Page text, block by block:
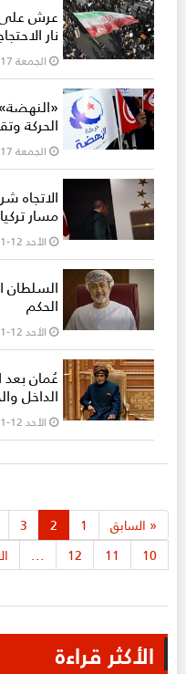
عرش على
نار
الجمعة 17-01-2020 09:30 م
الحركة
الجمعة 17-01-2020 06:29 م
الاتجاه
مسار
الأحد 12-01-2020 08:02 م
السلطان
الحكم
الأحد 12-01-2020 06:23 م
عُمان
الداخل
الأحد 12-01-2020 06:10 م
« السابق 1
2
3
10
11
12
...
الأكثر قراءة